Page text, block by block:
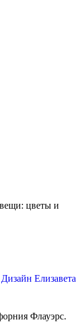
цветы и
Флауэрс.